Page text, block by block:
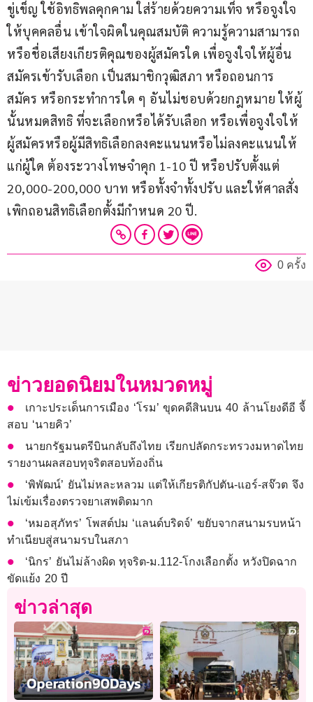
ขู่เข็ญ ใช้อิทธิพลคุกคาม ใส่ร้ายด้วยความเท็จ หรือจูงใจ
ให้บุคคลอื่น เข้าใจผิดในคุณสมบัติ ความรู้ความสามารถ
หรือชื่อเสียงเกียรติคุณของผู้สมัครใด เพื่อจูงใจให้ผู้อื่น
สมัครเข้ารับเลือก เป็นสมาชิกวุฒิสภา หรือถอนการ
สมัคร หรือกระทำการใด ๆ อันไม่ชอบด้วยกฎหมาย ให้ผู้
นั้นหมดสิทธิ ที่จะเลือกหรือได้รับเลือก หรือเพื่อจูงใจให้
ผู้สมัครหรือผู้มีสิทธิเลือกลงคะแนนหรือไม่ลงคะแนนให้
แก่ผู้ใด ต้องระวางโทษจำคุก 1-10 ปี หรือปรับตั้งแต่
20,000-200,000 บาท หรือทั้งจำทั้งปรับ และให้ศาลสั่ง
เพิกถอนสิทธิเลือกตั้งมีกำหนด 20 ปี.
0 ครั้ง
ข่าวยอดนิยมในหมวดหมู่
เกาะประเด็นการเมือง ‘โรม’ ขุดคดีสินบน 40 ล้านโยงดีอี จี้
สอบ ‘นายคิว’
นายกรัฐมนตรีบินกลับถึงไทย เรียกปลัดกระทรวงมหาดไทย
รายงานผลสอบทุจริตสอบท้องถิ่น
‘พิพัฒน์’ ยันไม่หละหลวม แต่ให้เกียรติกัปตัน-แอร์-สจ๊วต จึง
ไม่เข้มเรื่องตรวจยาเสพติดมาก
‘หมอสุภัทร’ โพสต์ปม ‘แลนด์บริดจ์’ ขยับจากสนามรบหน้า
ทำเนียบสู่สนามรบในสภา
‘นิกร’ ยันไม่ล้างผิด ทุจริต-ม.112-โกงเลือกตั้ง หวังปิดฉาก
ขัดแย้ง 20 ปี
ข่าวล่าสุด